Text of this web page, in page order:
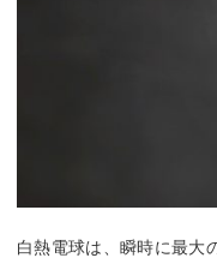
白熱電球は、瞬時に最大